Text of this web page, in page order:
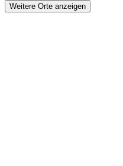
Weitere Orte anzeigen